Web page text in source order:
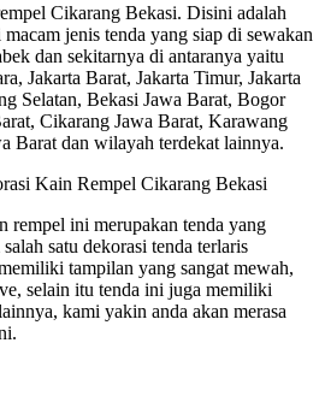
Cikarang Bekasi. Disini adalah
jenis tenda yang siap di sewakan
dan sekitarnya di antaranya yaitu
Jakarta Barat, Jakarta Timur, Jakarta
Selatan, Bekasi Jawa Barat, Bogor
Cikarang Jawa Barat, Karawang
Barat dan wilayah terdekat lainnya.
rempel ini merupakan tenda yang
satu dekorasi tenda terlaris
tampilan yang sangat mewah,
selain itu tenda ini juga memiliki
kami yakin anda akan merasa